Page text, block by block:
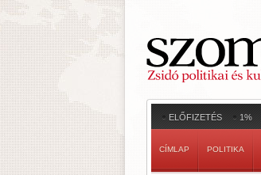
ELŐFIZETÉS 1%
CÍMLAP POLITIKA